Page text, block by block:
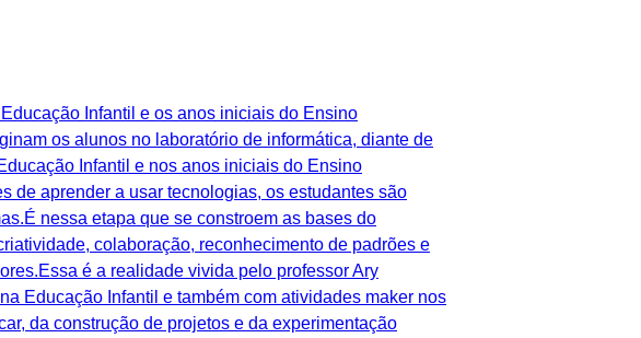
Infantil e os anos iniciais do Ensino
os alunos no laboratório de informática, diante de
Infantil e nos anos iniciais do Ensino
de aprender a usar tecnologias, os estudantes são
nessa etapa que se constroem as bases do
colaboração, reconhecimento de padrões e
é a realidade vivida pelo professor Ary
Educação Infantil e também com atividades maker nos
da construção de projetos e da experimentação